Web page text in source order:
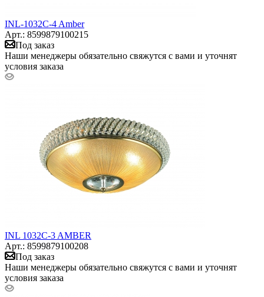
INL-1032C-4 Amber
Арт.: 8599879100215
Под заказ
Наши менеджеры обязательно свяжутся с вами и уточнят
условия заказа
INL 1032C-3 AMBER
Арт.: 8599879100208
Под заказ
Наши менеджеры обязательно свяжутся с вами и уточнят
условия заказа